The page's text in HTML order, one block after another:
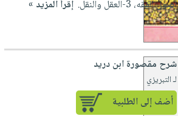
أصول الفقه، 3-العقل والنقل.
إقرأ المزيد »
شرح مقصورة ابن دريد
لـ التبريزي
أضف إلى الطلبية